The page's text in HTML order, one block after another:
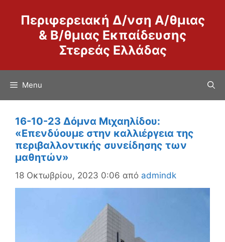
περιεχόμενο
Περιφερειακή Δ/νση Α/θμιας
& Β/θμιας Εκπαίδευσης
Στερεάς Ελλάδας
Menu
16-10-23 Δόμνα Μιχαηλίδου:
«Επενδύουμε στην καλλιέργεια της
περιβαλλοντικής συνείδησης των
μαθητών»
18 Οκτωβρίου, 2023 0:06 από admindk